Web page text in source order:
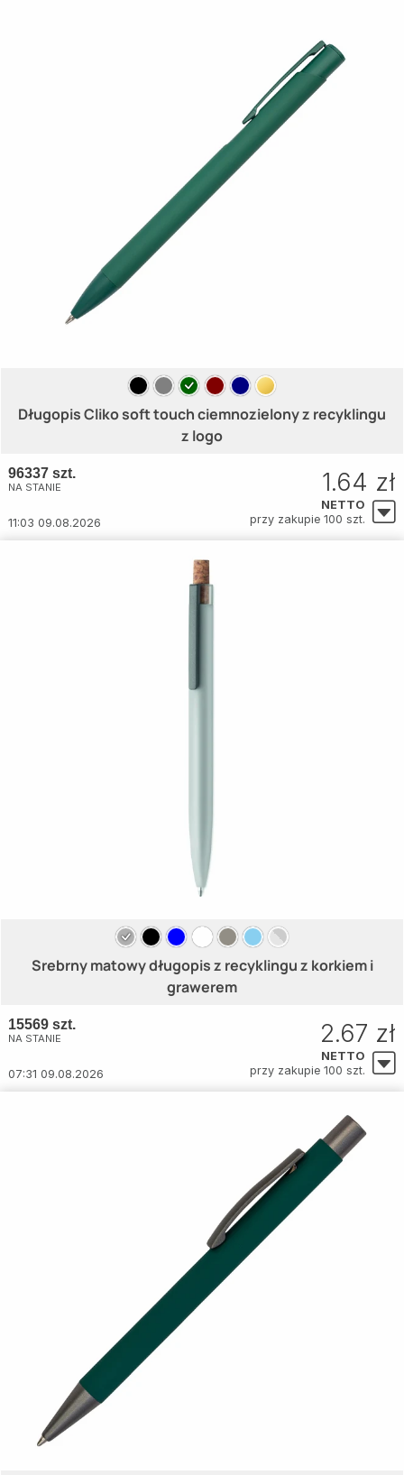
Długopis Cliko soft touch ciemnozielony z recyklingu
z logo
96337 szt.
NA STANIE
11:03 09.08.2026
1.64 zł
NETTO
przy zakupie 100 szt.
Srebrny matowy długopis z recyklingu z korkiem i
grawerem
15569 szt.
NA STANIE
07:31 09.08.2026
2.67 zł
NETTO
przy zakupie 100 szt.